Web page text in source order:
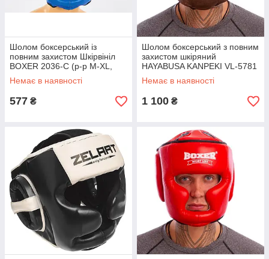
Шолом боксерський із
повним захистом Шкірвініл
BOXER 2036-C (р-р М-XL,
синій)
Немає в наявності
577 ₴
Шолом боксерський з повним
захистом шкіряний
HAYABUSA KANPEKI VL-5781
(коричневий, р-р M-XL)
Немає в наявності
1 100 ₴